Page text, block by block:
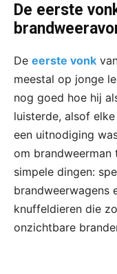
De eerste
De eerste vonk
meestal op jonge
nog goed hoe hij
luisterde, alsof
een uitnodiging
om
simpele dingen:
brandweerwagens
knuffeldieren die
onzichtbare